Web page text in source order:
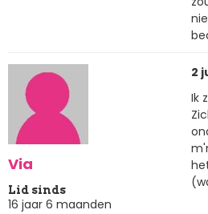
Via
Lid sinds
16 jaar 6 maanden
2
Ik